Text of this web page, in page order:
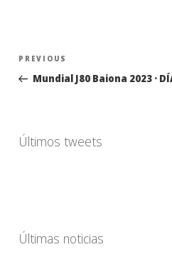
Navegación
entradas
Previous
Post
PREVIOUS
Mundial J80 Baiona 2023 ·
Últimos tweets
Últimas noticias